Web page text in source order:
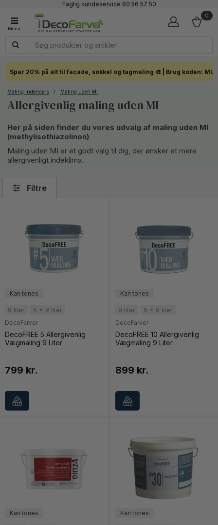
Faglig kundeservice 60 56 57 50
Click & Collect i hele landet
0
Spar 20% på alt til facade, sokkel og tagmaling 🎨 | Brug koden:
Maling indendørs / Maling uden MI
Allergivenlig maling uden MI
Her på siden finder du vores udvalg af maling uden MI
(methylisothiazolinon)
Maling uden MI er et godt valg til dig, der ønsker et mere
allergivenligt indeklima.
Filtre
9 liter 5 x 9 liter
DecoFarver
DecoFREE 5 Allergivenlig
Vægmaling 9 Liter
799 kr.
9 liter 5 x 9 liter
DecoFarver
DecoFREE 10 Allergivenlig
Vægmaling 9 Liter
899 kr.